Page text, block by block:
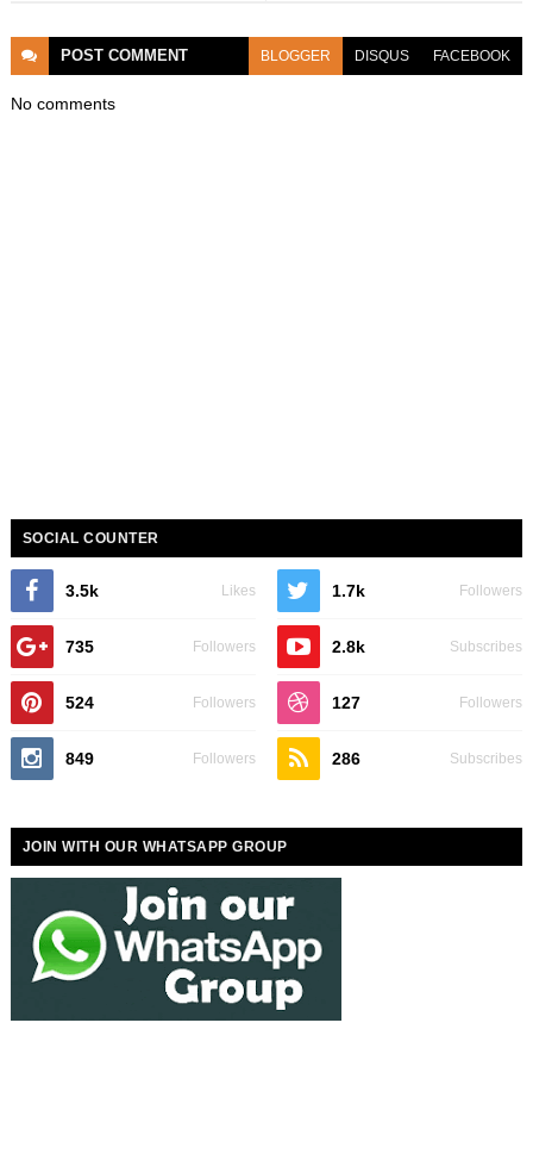
POST COMMENT BLOGGER DISQUS FACEBOOK
No comments
SOCIAL COUNTER
3.5k Likes 1.7k Followers
735 Followers 2.8k Subscribes
524 Followers 127 Followers
849 Followers 286 Subscribes
JOIN WITH OUR WHATSAPP GROUP